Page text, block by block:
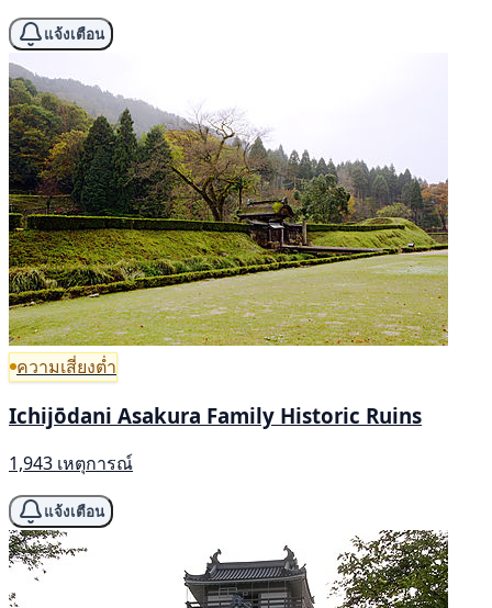
แจ้งเตือน
ความเสี่ยงต่ำ
Ichijōdani Asakura Family Historic Ruins
1,943 เหตุการณ์
แจ้งเตือน